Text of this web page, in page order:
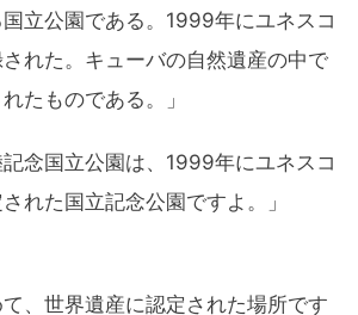
立公園である。1999年にユネスコ
れた。キューバの自然遺産の中で
たものである。」
記念国立公園は、1999年にユネスコ
れた国立記念公園ですよ。」
て、世界遺産に認定された場所です